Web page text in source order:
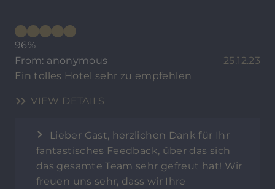
96%
From: anonymous
25.12.23
Ein tolles Hotel sehr zu empfehlen
VIEW DETAILS
Lieber Gast, herzlichen Dank für Ihr
fantastisches Feedback, über das sich
das gesamte Team sehr gefreut hat! Wir
freuen uns sehr, dass wir Ihre